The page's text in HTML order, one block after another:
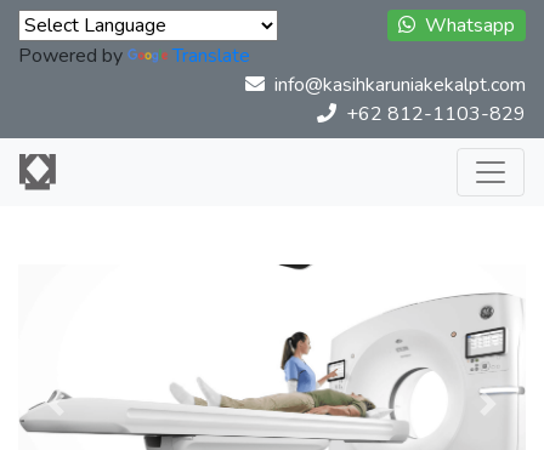
Powered by Translate
Whatsapp
info@kasihkaruniakekalpt.com
+62 812-1103-829
Previous